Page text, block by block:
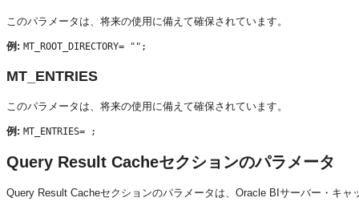
このパラメータは、将来の使用に備えて確保されています。
例: MT_ROOT_DIRECTORY= "";
MT_ENTRIES
このパラメータは、将来の使用に備えて確保されています。
例: MT_ENTRIES= ;
Query Result Cacheセクションのパラメータ
Query Result Cacheセクションのパラメータは、 Oracle BIサーバー ・キャ